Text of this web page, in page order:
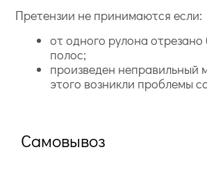
Претензии не принимаются если:
от одного рулона отрезано
полос;
произведен неправильный
этого возникли проблемы
Самовывоз